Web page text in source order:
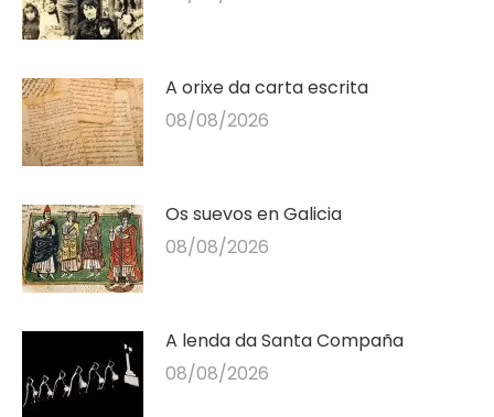
A orixe da carta escrita
08/08/2026
Os suevos en Galicia
08/08/2026
A lenda da Santa Compaña
08/08/2026